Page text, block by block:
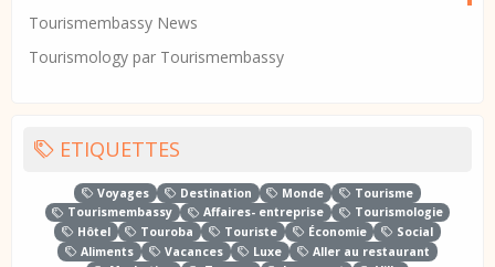
Tourismembassy News
Tourismology par Tourismembassy
ETIQUETTES
Voyages Destination Monde
Tourisme
Tourismembassy
Affaires- entreprise
Tourismologie
Hôtel
Touroba Touriste Économie
Social
Aliments
Vacances Luxe
Aller au restaurant